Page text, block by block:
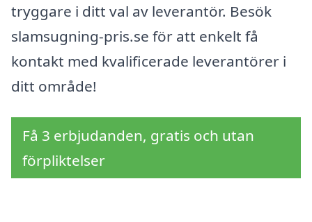
tryggare i ditt val av leverantör. Besök
slamsugning-pris.se för att enkelt få
kontakt med kvalificerade leverantörer i
ditt område!
Få 3 erbjudanden, gratis och utan
förpliktelser